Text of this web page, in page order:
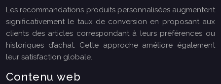
Les recommandations produits personnalisées augmentent
significativement le taux de conversion en proposant aux
clients des articles correspondant à leurs préférences ou
historiques d’achat. Cette approche améliore également
leur satisfaction globale.
Contenu web